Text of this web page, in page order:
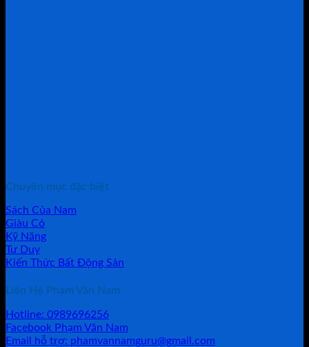
Chuyên mục đặc biệt
Sách Của Nam
Giàu Có
Kỹ Năng
Tư Duy
Kiến Thức Bất Động Sản
Liên Hệ Phạm Văn Nam
Hotline: 0989696256
Facebook Phạm Văn Nam
Email hỗ trợ: phamvannamguru@gmail.com